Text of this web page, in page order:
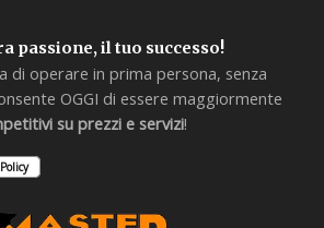
passione, il tuo successo!
di operare in prima persona, senza
OGGI di essere maggiormente
su prezzi e servizi!